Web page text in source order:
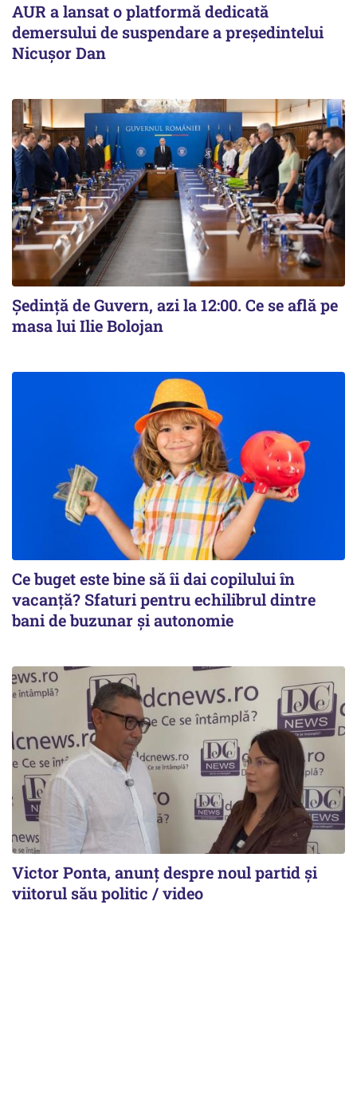
AUR a lansat o platformă dedicată
demersului de suspendare a președintelui
Nicușor Dan
Ședință de Guvern, azi la 12:00. Ce se află pe
masa lui Ilie Bolojan
Ce buget este bine să îi dai copilului în
vacanță? Sfaturi pentru echilibrul dintre
bani de buzunar și autonomie
Victor Ponta, anunț despre noul partid și
viitorul său politic / video